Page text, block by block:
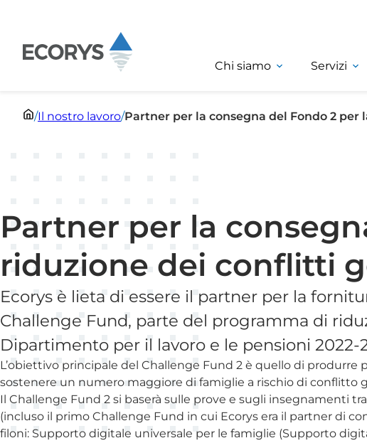
Chi siamo Servizi
/Il nostro lavoro/Partner per la consegna del Fondo 2
Partner per la
riduzione dei conflitti
Ecorys è lieta di essere il partner per la
Challenge Fund, parte del programma di
Dipartimento per il lavoro e le pensioni 2022-
L’obiettivo principale del Challenge Fund 2 è quello di produrre
sostenere un numero maggiore di famiglie a rischio di conflitto
Il Challenge Fund 2 si baserà sulle prove e sugli insegnamenti
(incluso il primo Challenge Fund in cui Ecorys era il partner di
filoni: Supporto digitale universale per le famiglie (Supporto